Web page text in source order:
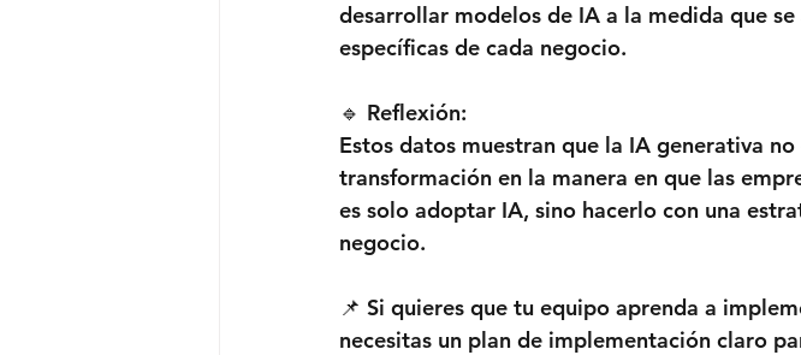
desarrollar modelos de IA a la medida que
específicas de cada negocio.
🔹 Reflexión:
Estos datos muestran que la IA generativa
transformación en la manera en que las
es solo adoptar IA, sino hacerlo con una
negocio.
📌 Si quieres que tu equipo aprenda a
necesitas un plan de implementación claro